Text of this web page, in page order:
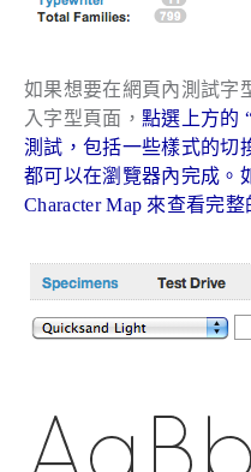
如果想要在網頁內測試字
入字型頁面， 點選上方的
測試，包括一些樣式的切
都可以在瀏覽器內完成。
Character Map 來查看完整